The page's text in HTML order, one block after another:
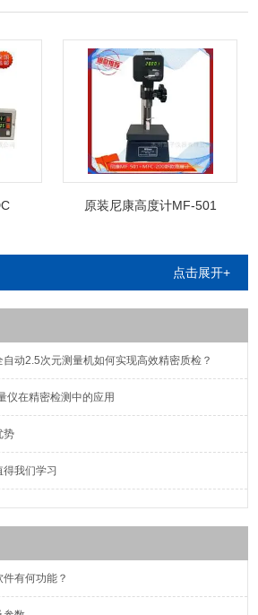
原装尼康高度计MF-501
点击展开+
动2.5次元测量机如何实现高效精密质检？
仪在精密检测中的应用
势
我们学习
有何功能？